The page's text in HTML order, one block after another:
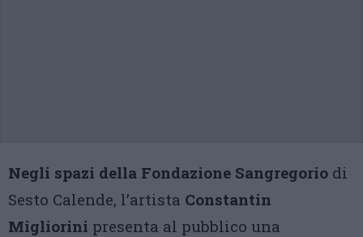
Negli spazi della Fondazione Sangregorio di
Sesto Calende, l’artista Constantin
Migliorini presenta al pubblico una